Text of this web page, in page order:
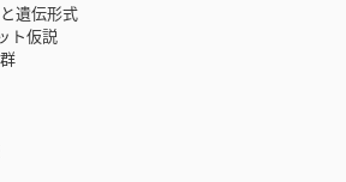
伝形式
仮説